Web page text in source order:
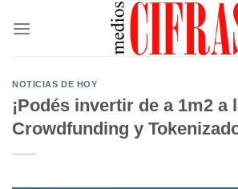
NOTICIAS DE HOY
¡Podés invertir de a 1m2 a
Crowdfunding y